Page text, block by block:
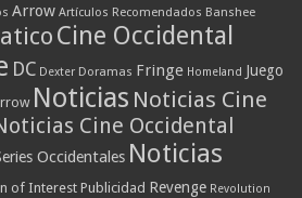
Arrow Artículos Recomendados Banshee
Cine Occidental
DC Dexter Doramas Fringe Homeland Juego
Noticias Noticias Cine
Cine Occidental
Occidentales Noticias
of Interest Publicidad Revenge Revolution